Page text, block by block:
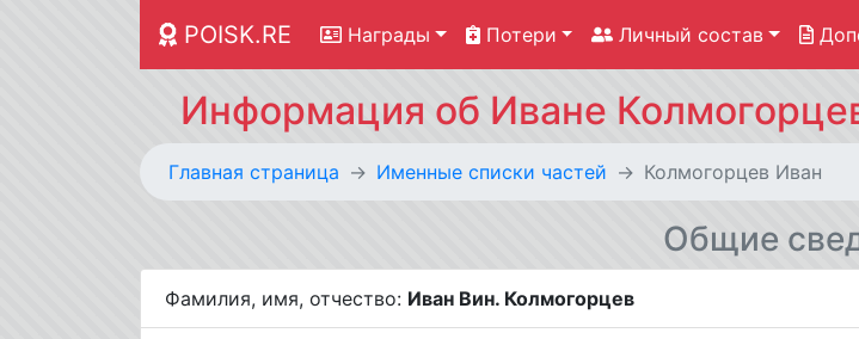
POISK.RE Награды Потери Личный состав
Информация об Иване
Главная страница Именные списки частей Колмогорцев Иван
Общие
Фамилия, имя, отчество: Иван Вин. Колмогорцев